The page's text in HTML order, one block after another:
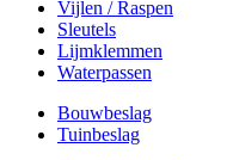
Vijlen / Raspen
Sleutels
Lijmklemmen
Waterpassen
Bouwbeslag
Tuinbeslag